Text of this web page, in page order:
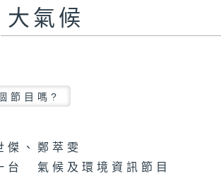
大氣候
節目嗎?
傑、鄭萃雯
台 氣候及環境資訊節目